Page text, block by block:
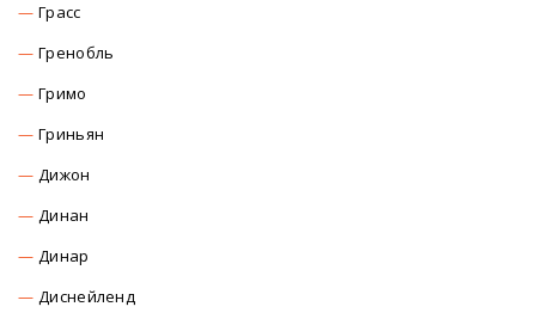
Грасс
Гренобль
Гримо
Гриньян
Дижон
Динан
Динар
Диснейленд